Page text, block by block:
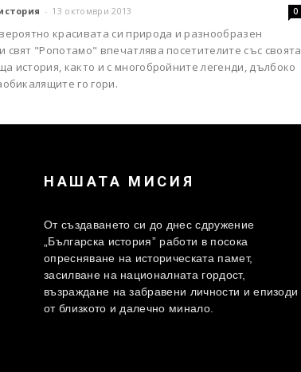
- 13 октомври 2013 0
красивата си природа и разнообразен
свят "Ропотамо" впечатлява посетителите със своята
история, както и с многобройните легенди, дълбоко
го гори.
НАШАТА МИСИЯ
От създаването си до днес сдружение
„Българска история” работи в посока
опресняване на историческата памет,
засилване на националната гордост,
възраждане на забравени личности и епизоди
от близкото и далечно минало.